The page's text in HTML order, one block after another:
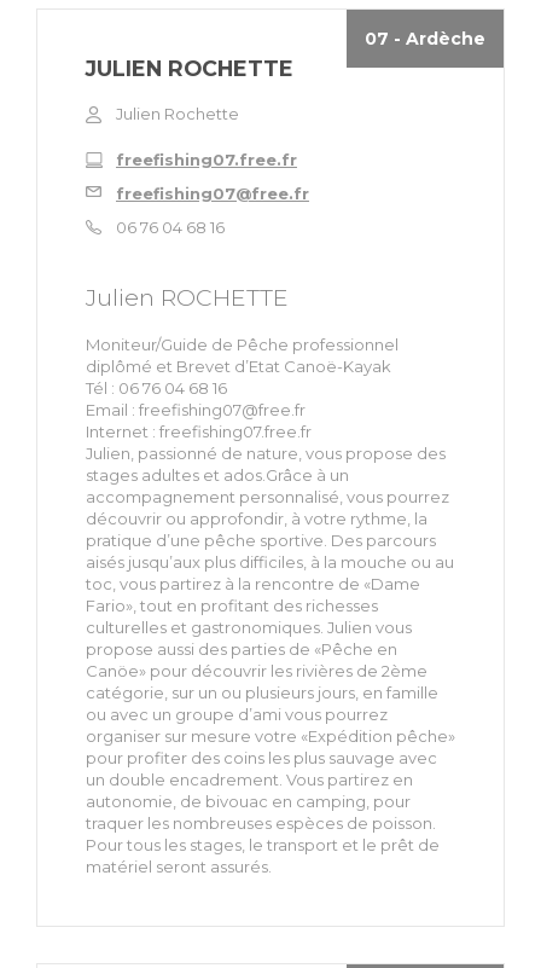
07 - Ardèche
JULIEN ROCHETTE
Julien Rochette
freefishing07.free.fr
freefishing07@free.fr
06 76 04 68 16
Julien ROCHETTE
Moniteur/Guide de Pêche professionnel
diplômé et Brevet d’Etat Canoë-Kayak
Tél : 06 76 04 68 16
Email : freefishing07@free.fr
Internet : freefishing07.free.fr
Julien, passionné de nature, vous propose des
stages adultes et ados.Grâce à un
accompagnement personnalisé, vous pourrez
découvrir ou approfondir, à votre rythme, la
pratique d’une pêche sportive. Des parcours
aisés jusqu’aux plus difficiles, à la mouche ou au
toc, vous partirez à la rencontre de «Dame
Fario», tout en profitant des richesses
culturelles et gastronomiques. Julien vous
propose aussi des parties de «Pêche en
Canöe» pour découvrir les rivières de 2ème
catégorie, sur un ou plusieurs jours, en famille
ou avec un groupe d’ami vous pourrez
organiser sur mesure votre «Expédition pêche»
pour profiter des coins les plus sauvage avec
un double encadrement. Vous partirez en
autonomie, de bivouac en camping, pour
traquer les nombreuses espèces de poisson.
Pour tous les stages, le transport et le prêt de
matériel seront assurés.